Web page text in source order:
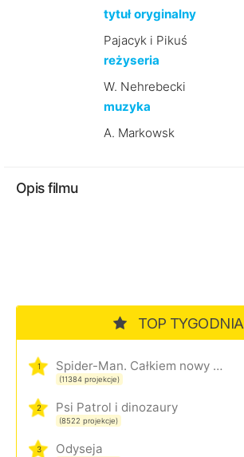
tytuł oryginalny
Pajacyk i Pikuś
reżyseria
W. Nehrebecki
muzyka
A. Markowsk
Opis filmu
TOP TYGODNIA
1 Spider-Man. Całkiem nowy dzień
(11384 projekcje)
2 Psi Patrol i dinozaury
(8522 projekcje)
3 Odyseja